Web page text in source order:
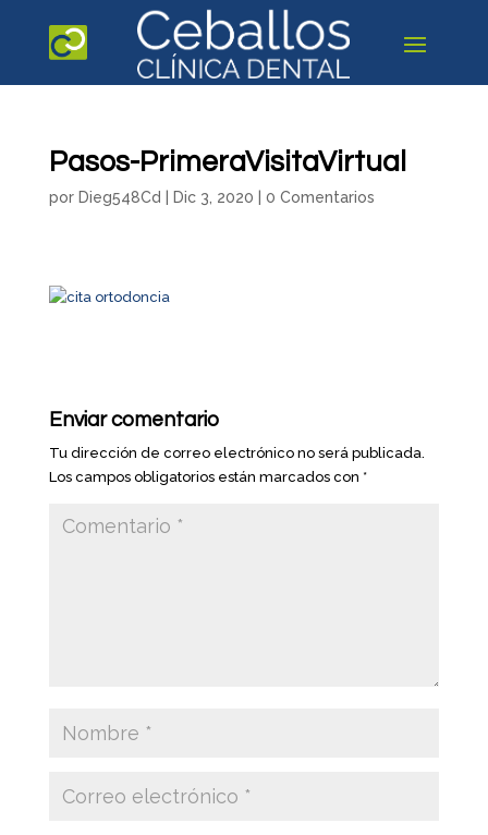
Pasos-PrimeraVisitaVirtual
por Dieg548Cd Dic 3, 2020 0 Comentarios
Enviar comentario
Tu dirección de correo electrónico no será publicada.
Los campos obligatorios están marcados con *